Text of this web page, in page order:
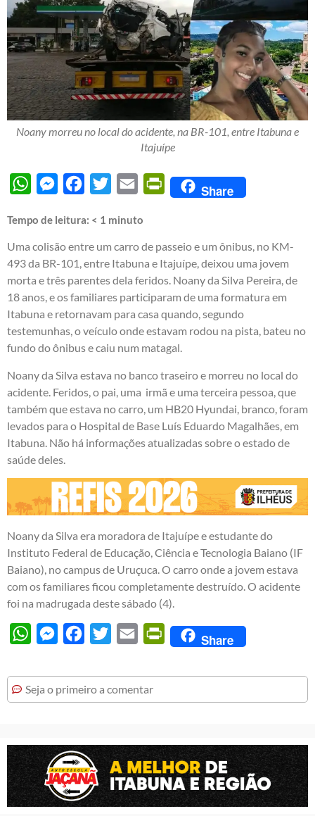
Noany morreu no local do acidente, na BR-101, entre Itabuna e
Itajuípe
WhatsAppMessengerFacebook
Twitter Email PrintFriendly
Share
Tempo de leitura: < 1 minuto
Uma colisão entre um carro de passeio e um ônibus, no KM-
493 da BR-101, entre Itabuna e Itajuípe, deixou uma jovem
morta e três parentes dela feridos. Noany da Silva Pereira, de
18 anos, e os familiares participaram de uma formatura em
Itabuna e retornavam para casa quando, segundo
testemunhas, o veículo onde estavam rodou na pista, bateu no
fundo do ônibus e caiu num matagal.
Noany da Silva estava no banco traseiro e morreu no local do
acidente. Feridos, o pai, uma irmã e uma terceira pessoa, que
também que estava no carro, um HB20 Hyundai, branco, foram
levados para o Hospital de Base Luís Eduardo Magalhães, em
Itabuna. Não há informações atualizadas sobre o estado de
saúde deles.
Noany da Silva era moradora de Itajuípe e estudante do
Instituto Federal de Educação, Ciência e Tecnologia Baiano (IF
Baiano), no campus de Uruçuca. O carro onde a jovem estava
com os familiares ficou completamente destruído. O acidente
foi na madrugada deste sábado (4).
WhatsAppMessengerFacebook
Twitter Email PrintFriendly
Share
Seja o primeiro a comentar